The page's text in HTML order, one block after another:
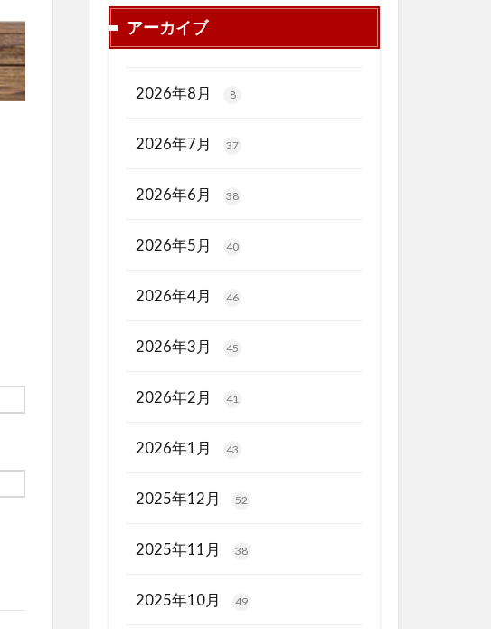
アーカイブ
2026年8月 8
2026年7月 37
2026年6月 38
2026年5月 40
2026年4月 46
2026年3月 45
2026年2月 41
2026年1月 43
2025年12月 52
2025年11月 38
2025年10月 49